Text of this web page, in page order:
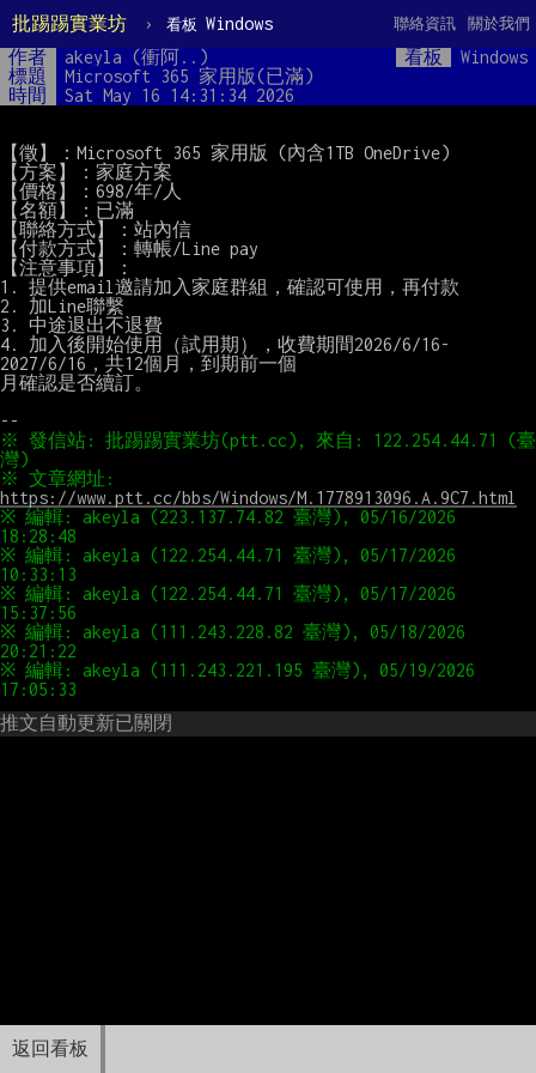
批踢踢實業坊 › 看板 Windows 關於我們
聯絡資訊
返回看板
作者 akeyla (衝阿..) 看板
Windows
標題
Microsoft 365 家用版(已滿)
時間
Sat May 16 14:31:34 2026
【徵】：Microsoft 365 家用版 (內含1TB OneDrive)
【方案】：家庭方案
【價格】：698/年/人
【名額】：已滿
【聯絡方式】：站內信
【付款方式】：轉帳/Line pay
【注意事項】：
1. 提供email邀請加入家庭群組，確認可使用，再付款
2. 加Line聯繫
3. 中途退出不退費
4. 加入後開始使用（試用期），收費期間2026/6/16-
2027/6/16，共12個月，到期前一個
月確認是否續訂。
※ 發信站: 批踢踢實業坊(ptt.cc), 來自: 122.254.44.71 (臺
https://www.ptt.cc/bbs/Windows/M.1778913096.A.9C7.html
※ 編輯: akeyla (223.137.74.82 臺灣), 05/16/2026
※ 編輯: akeyla (122.254.44.71 臺灣), 05/17/2026
※ 編輯: akeyla (122.254.44.71 臺灣), 05/17/2026
※ 編輯: akeyla (111.243.228.82 臺灣), 05/18/2026
※ 編輯: akeyla (111.243.221.195 臺灣), 05/19/2026
推文自動更新已關閉